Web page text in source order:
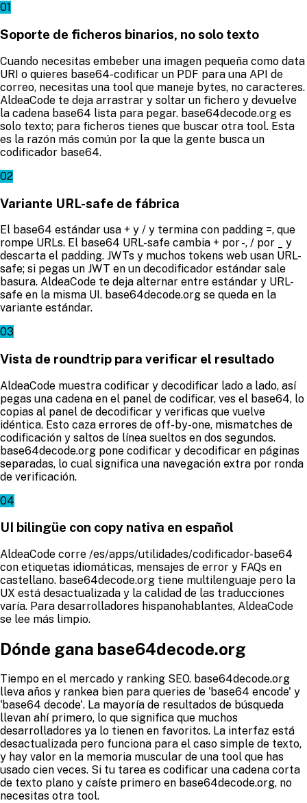
01
Soporte de ficheros binarios, no solo texto
Cuando necesitas embeber una imagen pequeña como data
URI o quieres base64-codificar un PDF para una API de
correo, necesitas una tool que maneje bytes, no caracteres.
AldeaCode te deja arrastrar y soltar un fichero y devuelve
la cadena base64 lista para pegar. base64decode.org es
solo texto; para ficheros tienes que buscar otra tool. Esta
es la razón más común por la que la gente busca un
codificador base64.
02
Variante URL-safe de fábrica
El base64 estándar usa + y / y termina con padding =, que
rompe URLs. El base64 URL-safe cambia + por -, / por _ y
descarta el padding. JWTs y muchos tokens web usan URL-
safe; si pegas un JWT en un decodificador estándar sale
basura. AldeaCode te deja alternar entre estándar y URL-
safe en la misma UI. base64decode.org se queda en la
variante estándar.
03
Vista de roundtrip para verificar el resultado
AldeaCode muestra codificar y decodificar lado a lado, así
pegas una cadena en el panel de codificar, ves el base64, lo
copias al panel de decodificar y verificas que vuelve
idéntica. Esto caza errores de off-by-one, mismatches de
codificación y saltos de línea sueltos en dos segundos.
base64decode.org pone codificar y decodificar en páginas
separadas, lo cual significa una navegación extra por ronda
de verificación.
04
UI bilingüe con copy nativa en español
AldeaCode corre /es/apps/utilidades/codificador-base64
con etiquetas idiomáticas, mensajes de error y FAQs en
castellano. base64decode.org tiene multilenguaje pero la
UX está desactualizada y la calidad de las traducciones
varía. Para desarrolladores hispanohablantes, AldeaCode
se lee más limpio.
Dónde gana base64decode.org
Tiempo en el mercado y ranking SEO. base64decode.org
lleva años y rankea bien para queries de 'base64 encode' y
'base64 decode'. La mayoría de resultados de búsqueda
llevan ahí primero, lo que significa que muchos
desarrolladores ya lo tienen en favoritos. La interfaz está
desactualizada pero funciona para el caso simple de texto,
y hay valor en la memoria muscular de una tool que has
usado cien veces. Si tu tarea es codificar una cadena corta
de texto plano y caíste primero en base64decode.org, no
necesitas otra tool.